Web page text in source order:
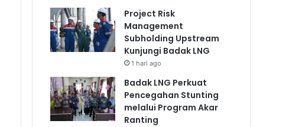
Project Risk
Management
Subholding Upstream
Kunjungi Badak LNG
1 hari ago
Badak LNG Perkuat
Pencegahan Stunting
melalui Program Akar
Ranting